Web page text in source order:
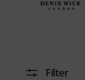
Filter